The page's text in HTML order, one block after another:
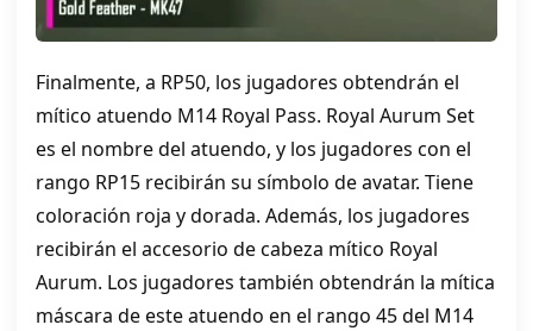
Finalmente, a RP50, los jugadores obtendrán el
mítico atuendo M14 Royal Pass. Royal Aurum Set
es el nombre del atuendo, y los jugadores con el
rango RP15 recibirán su símbolo de avatar. Tiene
coloración roja y dorada. Además, los jugadores
recibirán el accesorio de cabeza mítico Royal
Aurum. Los jugadores también obtendrán la mítica
máscara de este atuendo en el rango 45 del M14